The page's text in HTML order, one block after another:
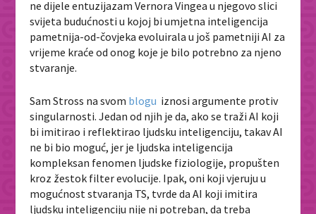
ne dijele entuzijazam Vernora Vingea u njegovo slici
svijeta budućnosti u kojoj bi umjetna inteligencija
pametnija-od-čovjeka evoluirala u još pametniji AI za
vrijeme kraće od onog koje je bilo potrebno za njeno
stvaranje.
Sam Stross na svom blogu iznosi argumente protiv
singularnosti. Jedan od njih je da, ako se traži AI koji
bi imitirao i reflektirao ljudsku inteligenciju, takav AI
ne bi bio moguć, jer je ljudska inteligencija
kompleksan fenomen ljudske fiziologije, propušten
kroz žestok filter evolucije. Ipak, oni koji vjeruju u
mogućnost stvaranja TS, tvrde da AI koji imitira
ljudsku inteligenciju nije ni potreban, da treba